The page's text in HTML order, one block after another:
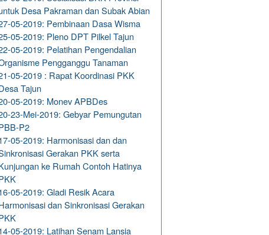
Desa Pakraman dan Subak Abian
05-2019: Pembinaan Dasa Wisma
05-2019: Pleno DPT Pilkel Tajun
05-2019: Pelatihan Pengendalian
Pengganggu Tanaman
05-2019 : Rapat Koordinasi PKK
Tajun
05-2019: Monev APBDes
23-Mei-2019: Gebyar Pemungutan
P2
05-2019: Harmonisasi dan dan
Gerakan PKK serta
ke Rumah Contoh Hatinya
05-2019: Gladi Resik Acara
dan Sinkronisasi Gerakan
05-2019: Latihan Senam Lansia